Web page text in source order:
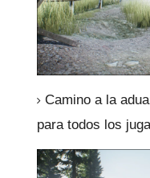
Camino a la
para todos los